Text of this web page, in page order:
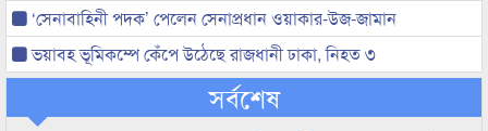
‘সেনাবাহিনী পদক’ পেলেন সেনাপ্রধান ওয়াকার-উজ-জামান
ভয়াবহ ভূমিকম্পে কেঁপে উঠেছে রাজধানী ঢাকা, নিহত ৩
সর্বশেষ